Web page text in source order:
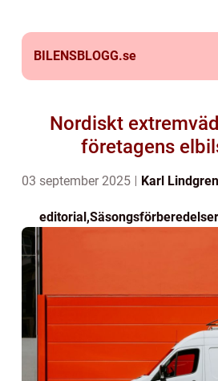
BILENSBLOGG.se
Nordiskt
företagens
03 september 2025 Karl Lindgren
editorial,